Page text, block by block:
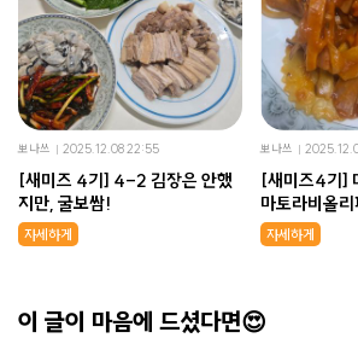
뽀나쓰 2025.12.08 22:55
[새미즈 4기] 4-2 김장은 안했
지만, 굴보쌈!
자세하게
뽀나쓰
[새미즈4기] 미
마토라비올
자세하게
이 글이 마음에 드셨다면😍